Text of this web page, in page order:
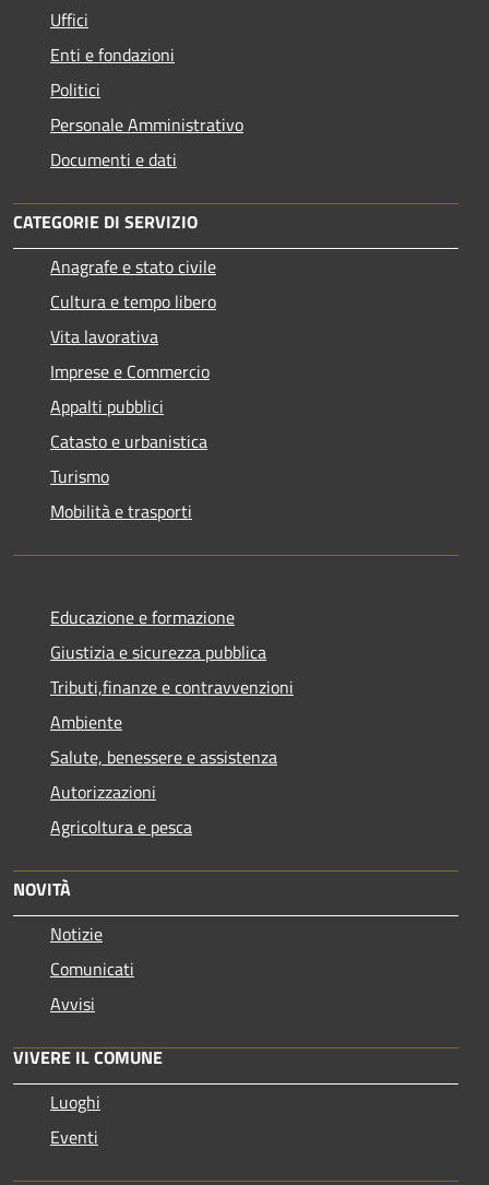
Uffici
Enti e fondazioni
Politici
Personale Amministrativo
Documenti e dati
CATEGORIE DI SERVIZIO
Anagrafe e stato civile
Cultura e tempo libero
Vita lavorativa
Imprese e Commercio
Appalti pubblici
Catasto e urbanistica
Turismo
Mobilità e trasporti
Educazione e formazione
Giustizia e sicurezza pubblica
Tributi,finanze e contravvenzioni
Ambiente
Salute, benessere e assistenza
Autorizzazioni
Agricoltura e pesca
NOVITÀ
Notizie
Comunicati
Avvisi
VIVERE IL COMUNE
Luoghi
Eventi